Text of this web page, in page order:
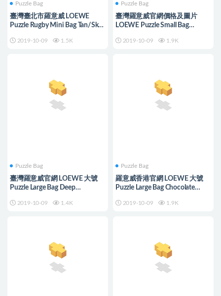
Puzzle Bag
臺灣臺北市羅意威 LOEWE
Puzzle Rugby Mini Bag Tan/Sky
2019-10-09 1.5K
Puzzle Bag
臺灣羅意威官網價格及圖片
LOEWE Puzzle Small Bag
2019-10-09 1.9K
Puzzle Bag
臺灣羅意威官網 LOEWE 大號
Puzzle Large Bag Deep
2019-10-09 1.4K
Puzzle Bag
羅意威香港官網 LOEWE 大號
Puzzle Large Bag Chocolate
2019-10-09 1.9K